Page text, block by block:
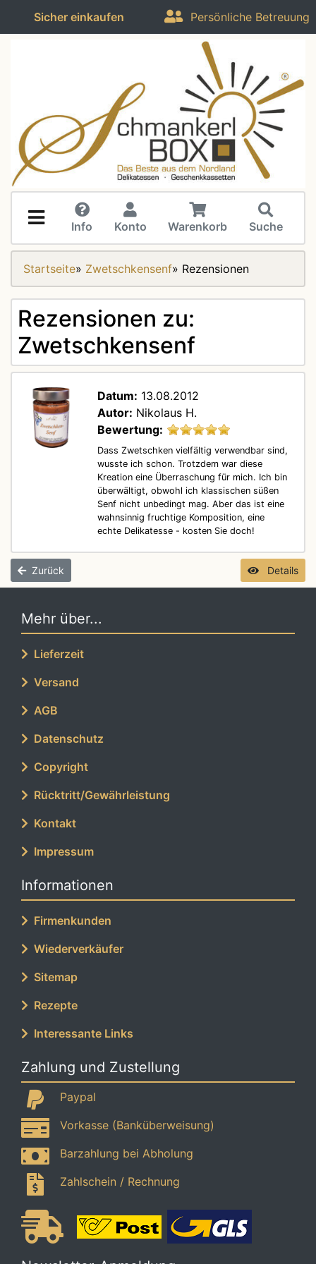
Sicher einkaufen Persönliche Betreuung
Info Konto Warenkorb Suche
Startseite» Zwetschkensenf» Rezensionen
Rezensionen zu:
Zwetschkensenf
Datum: 13.08.2012
Autor: Nikolaus H.
Bewertung:
Dass Zwetschken vielfältig verwendbar sind,
wusste ich schon. Trotzdem war diese
Kreation eine Überraschung für mich. Ich bin
überwältigt, obwohl ich klassischen süßen
Senf nicht unbedingt mag. Aber das ist eine
wahnsinnig fruchtige Komposition, eine
echte Delikatesse - kosten Sie doch!
Zurück Details
Mehr über...
Lieferzeit
Versand
AGB
Datenschutz
Copyright
Rücktritt/Gewährleistung
Kontakt
Impressum
Informationen
Firmenkunden
Wiederverkäufer
Sitemap
Rezepte
Interessante Links
Zahlung und Zustellung
Paypal
Vorkasse (Banküberweisung)
Barzahlung bei Abholung
Zahlschein / Rechnung